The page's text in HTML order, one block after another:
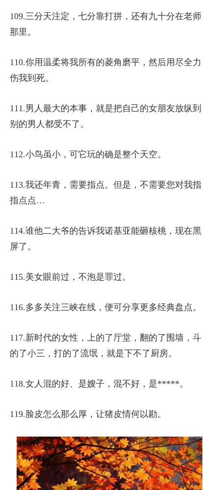
109.三分天注定，七分靠打拼，还有九十分在老师
那里。
110.你用温柔将我所有的菱角磨平，然后用尽全力
伤我到死。
111.男人最大的本事，就是把自己的女朋友放纵到
别的男人都受不了。
112.小鸟虽小，可它玩的确是整个天空。
113.我还年青，需要指点。但是，不需要您对我指
指点点…
114.谁他二大爷的告诉我诺基亚能砸核桃，现在黑
屏了。
115.美女眼前过，不泡是罪过。
116.多多关注三峡在线，便可分享更多经典盘点。
117.新时代的女性，上的了厅堂，翻的了围墙，斗
的了小三，打的了流氓，就是下不了厨房。
118.女人混的好、是嫂子，混不好，是*****。
119.脸皮怎么那么厚，让猪皮情何以勘。